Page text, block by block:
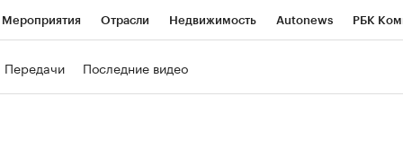
Мероприятия Отрасли Недвижимость Autonews РБК
Передачи Последние видео